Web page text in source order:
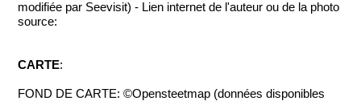
modifiée par Seevisit) - Lien internet de l'auteur ou de la photo
source:
CARTE:
FOND DE CARTE: ©Opensteetmap (données disponibles